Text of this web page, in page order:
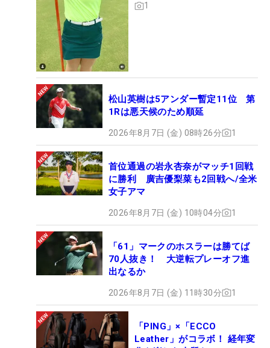
1
松山英樹は5アンダー暫定11位 第
1Rは悪天候のため順延
2026年8月7日 (金) 08時26分 1
首位通過の岩永杏奈がマッチ1回戦
に勝利 廣吉優梨菜も2回戦へ/全米
女子アマ
2026年8月7日 (金) 10時04分 1
「61」マークのホスラーは勝てば
70人抜き！ 大逆転プレーオフ進
出なるか
2026年8月7日 (金) 11時30分 1
「PING」×「ECCO
Leather」がコラボ！ 経年変